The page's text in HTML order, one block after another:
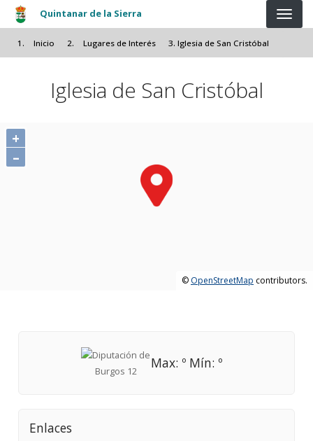
Pasar al contenido principal
Quintanar de la Sierra
Inicio Lugares de Interés Iglesia de San Cristóbal
Iglesia de San Cristóbal
+
–
© OpenStreetMap contributors.
Max: º Mín: º
Enlaces